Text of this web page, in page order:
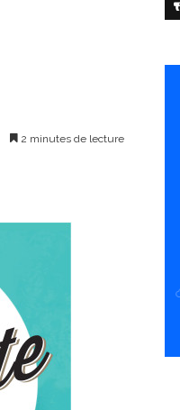
2 minutes de lecture